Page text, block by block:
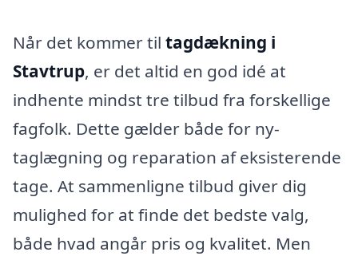
Når det kommer til tagdækning i
Stavtrup, er det altid en god idé at
indhente mindst tre tilbud fra forskellige
fagfolk. Dette gælder både for ny-
taglægning og reparation af eksisterende
tage. At sammenligne tilbud giver dig
mulighed for at finde det bedste valg,
både hvad angår pris og kvalitet. Men